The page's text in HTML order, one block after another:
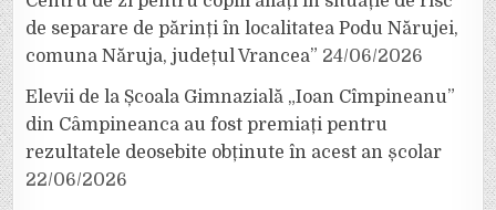
de separare de părinți în localitatea Podu Nărujei,
comuna Năruja, județul Vrancea” 24/06/2026
Elevii de la Școala Gimnazială „Ioan Cîmpineanu”
din Câmpineanca au fost premiați pentru
rezultatele deosebite obținute în acest an școlar
22/06/2026